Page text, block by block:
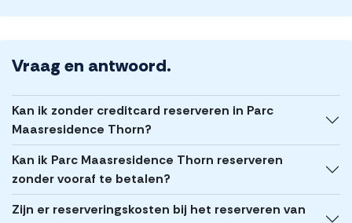
Vraag en antwoord.
Kan ik zonder creditcard reserveren in Parc
Maasresidence Thorn?
Kan ik Parc Maasresidence Thorn reserveren
zonder vooraf te betalen?
Zijn er reserveringskosten bij het reserveren van